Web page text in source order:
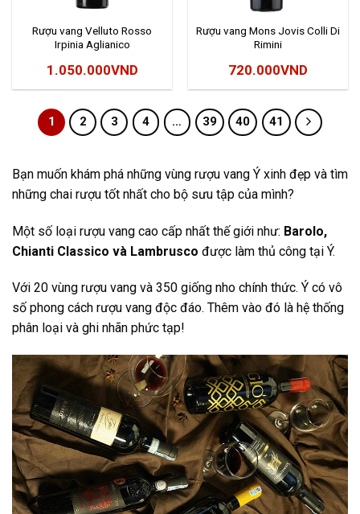
Bạn muốn khám phá những vùng rượu vang Ý xinh đẹp và tìm
những chai rượu tốt nhất cho bộ sưu tập của mình?
Một số loại rượu vang cao cấp nhất thế giới như: Barolo,
Chianti Classico và Lambrusco được làm thủ công tại Ý.
Với 20 vùng rượu vang và 350 giống nho chính thức. Ý có vô
số phong cách rượu vang độc đáo. Thêm vào đó là hệ thống
phân loại và ghi nhãn phức tạp!
Rượu vang Velluto Rosso
Irpinia Aglianico
1.050.000VND
Rượu vang Mons Jovis Colli Di
Rimini
720.000VND
1 2 3 4 … 39 40 41